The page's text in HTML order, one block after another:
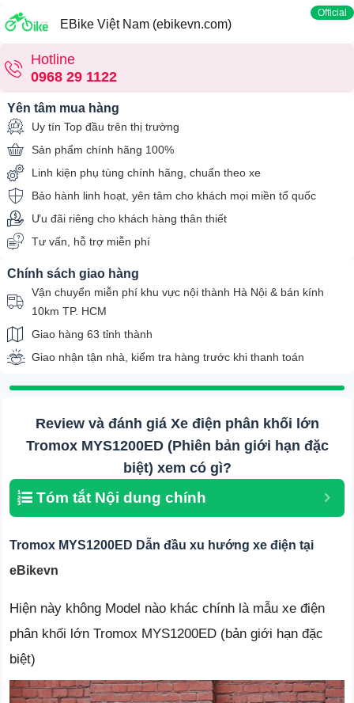
EBike Việt Nam (ebikevn.com)
Official
Hotline
0968 29 1122
Yên tâm mua hàng
Uy tín Top đầu trên thị trường
Sản phẩm chính hãng 100%
Linh kiện phụ tùng chính hãng, chuẩn theo xe
Bảo hành linh hoạt, yên tâm cho khách mọi miền tổ quốc
Ưu đãi riêng cho khách hàng thân thiết
Tư vấn, hỗ trợ miễn phí
Chính sách giao hàng
Vận chuyển miễn phí khu vực nội thành Hà Nội & bán kính
10km TP. HCM
Giao hàng 63 tỉnh thành
Giao nhận tận nhà, kiểm tra hàng trước khi thanh toán
Review và đánh giá Xe điện phân khối lớn
Tromox MYS1200ED (Phiên bản giới hạn đặc
biệt) xem có gì?
Tóm tắt Nội dung chính
Tromox MYS1200ED Dẫn đầu xu hướng xe điện tại
eBikevn
Hiện này không Model nào khác chính là mẫu xe điện
phân khối lớn Tromox MYS1200ED (bản giới hạn đặc
biệt)